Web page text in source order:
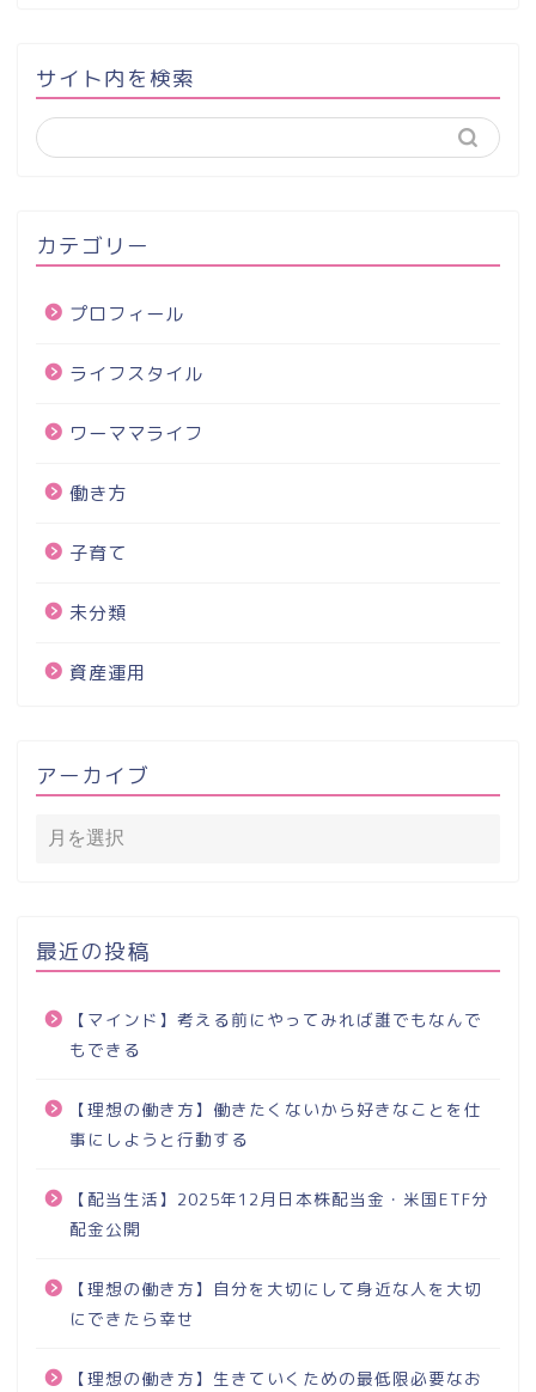
サイト内を検索
カテゴリー
プロフィール
ライフスタイル
ワーママライフ
働き方
子育て
未分類
資産運用
アーカイブ
最近の投稿
【マインド】考える前にやってみれば誰でもなんで
もできる
【理想の働き方】働きたくないから好きなことを仕
事にしようと行動する
【配当生活】2025年12月日本株配当金・米国ETF分
配金公開
【理想の働き方】自分を大切にして身近な人を大切
にできたら幸せ
【理想の働き方】生きていくための最低限必要なお